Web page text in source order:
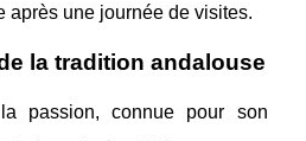
après une journée de visites.
la tradition andalouse
passion, connue pour son